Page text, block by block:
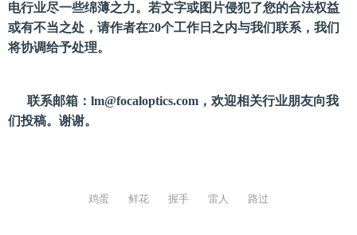
电行业尽一些绵薄之力。若文字或图片侵犯了您的合法权益
或有不当之处，请作者在20个工作日之内与我们联系，我们
将协调给予处理。
联系邮箱： lm@focaloptics.com ，欢迎相关行业朋友向我
们投稿。谢谢。
鸡蛋 鲜花 握手 雷人 路过